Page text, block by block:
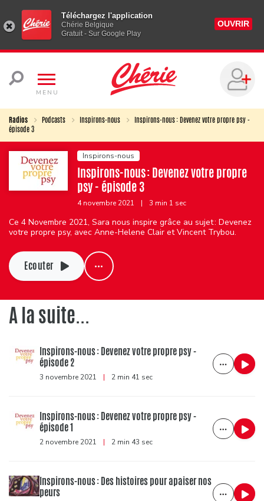
Téléchargez l'application
Chérie Belgique
Gratuit - Sur Google Play
OUVRIR
MENU
Radios Podcasts Inspirons-nous
Inspirons-nous : Devenez votre propre psy -
épisode 3
Inspirons-nous
Inspirons-nous : Devenez votre propre
psy - épisode 3
4 novembre 2021 | 3 min 1 sec
Ce 4 Novembre 2021, Sara nous inspire grâce au sujet : Devenez
votre propre psy, avec Anne-Helene Clair et Vincent Trybou.
Ecouter
A la suite...
Inspirons-nous : Devenez votre propre psy -
épisode 2
3 novembre 2021 | 2 min 41 sec
Inspirons-nous : Devenez votre propre psy -
épisode 1
2 novembre 2021 | 2 min 43 sec
Inspirons-nous : Des histoires pour apaiser nos
peurs